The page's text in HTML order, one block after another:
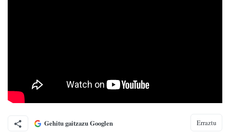
Gehitu gaitzazu Googlen Erraztu